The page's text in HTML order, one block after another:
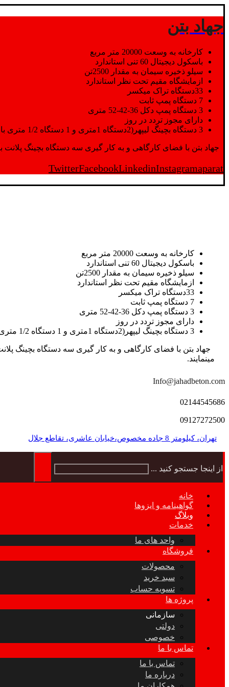
جهاد بتن
کارخانه به وسعت 20000 متر مربع
باسکول دیجیتال 60 تنی استاندارد
سیلو ذخیره سیمان به مقدار 2500تن
ازمایشگاه مقیم تحت نظر استاندارد
33دستگاه تراک میکسر
7 دستگاه پمپ ثابت
3 دستگاه پمپ دکل 36-42-52 متری
دارای مجوز تردد در روز
3 دستگاه بچینگ لیپهر(2دستگاه 1متری و 1 دستگاه 1/2 متری با توان تولید 150 متر مکعب در ساعت)
جهاد بتن با فضای کارگاهی و به کار گیری سه دستگاه بچینگ پلانت با ظرفیت 2500 تن در کنار پرسنل متخصص و پر تلاش واحدهای تولید و ازمایشگاه,بتن با کیفیت را برای واحد
TwitterFacebookLinkedinInstagramaparat
کارخانه به وسعت 20000 متر مربع
باسکول دیجیتال 60 تنی استاندارد
سیلو ذخیره سیمان به مقدار 2500تن
ازمایشگاه مقیم تحت نظر استاندارد
33دستگاه تراک میکسر
7 دستگاه پمپ ثابت
3 دستگاه پمپ دکل 36-42-52 متری
دارای مجوز تردد در روز
3 دستگاه بچینگ لیپهر(2دستگاه 1متری و 1 دستگاه 1/2 متری با توان تولید 150 متر مکعب در ساعت)
مینمایند.
Info@jahadbeton.com
02144545686
09127272500
تهران، کیلومتر 8 جاده مخصوص،خیابان عاشری، تقاطع جلال
از اینجا جستجو کنید ...
خانه
گواهینامه و ایزوها
وبلاگ
خدمات
واحد های ما
فروشگاه
محصولات
سبد خرید
تسویه حساب
پروژه ها
سازمانی
دولتی
خصوصی
تماس با ما
تماس با ما
درباره ما